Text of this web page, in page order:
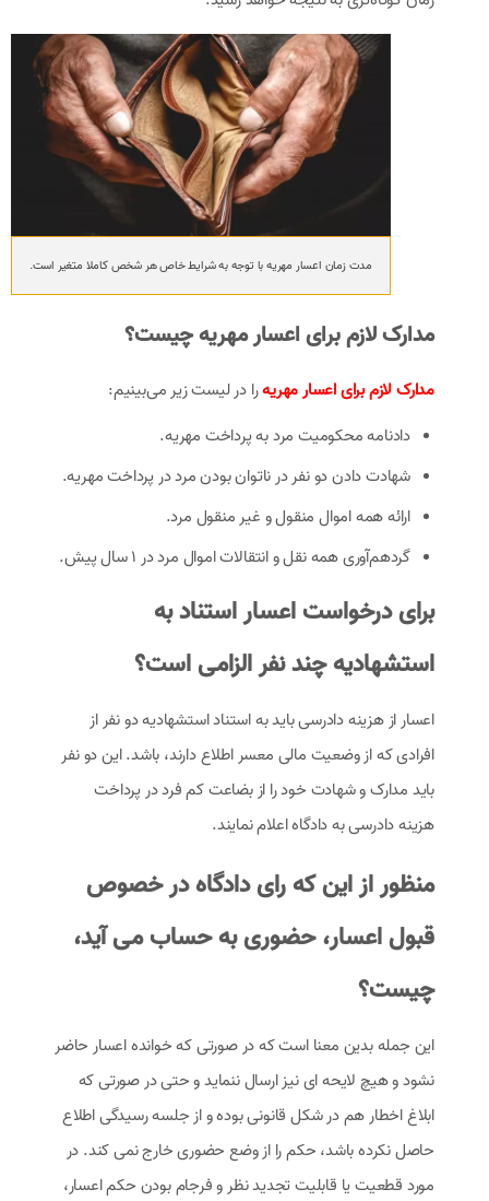
مدت زمان اعسار مهریه با توجه به شرایط خاص هر شخص کاملا متغیر است.
مدارک لازم برای اعسار مهریه چیست؟
مدارک لازم برای اعسار مهریهرا در لیست زیر می‌بینیم:
دادنامه محکومیت مرد به پرداخت مهریه.
شهادت دادن دو نفر در ناتوان بودن مرد در پرداخت مهریه.
ارائه همه اموال منقول و غیر منقول مرد.
گردهم‌آوری همه نقل و انتقالات اموال مرد در 1 سال پیش.
برای درخواست اعسار استناد به
استشهادیه چند نفر الزامی است؟
اعسار از هزینه دادرسی باید به استناد استشهادیه دو نفر از
افرادی که از وضعیت مالی معسر اطلاع دارند، باشد. این دو نفر
باید مدارک و شهادت خود را از بضاعت کم فرد در پرداخت
هزینه دادرسی به دادگاه اعلام نمایند.
منظور از این که رای دادگاه در خصوص
قبول اعسار، حضوری به حساب می آید،
چیست؟
این جمله بدین معنا است که در صورتی که خوانده اعسار حاضر
نشود و هیچ لایحه ای نیز ارسال ننماید و حتی در صورتی که
ابلاغ اخطار هم در شکل قانونی بوده و از جلسه رسیدگی اطلاع
حاصل نکرده باشد، حکم را از وضع حضوری خارج نمی کند. در
مورد قطعیت یا قابلیت تجدید نظر و فرجام بودن حکم اعسار،